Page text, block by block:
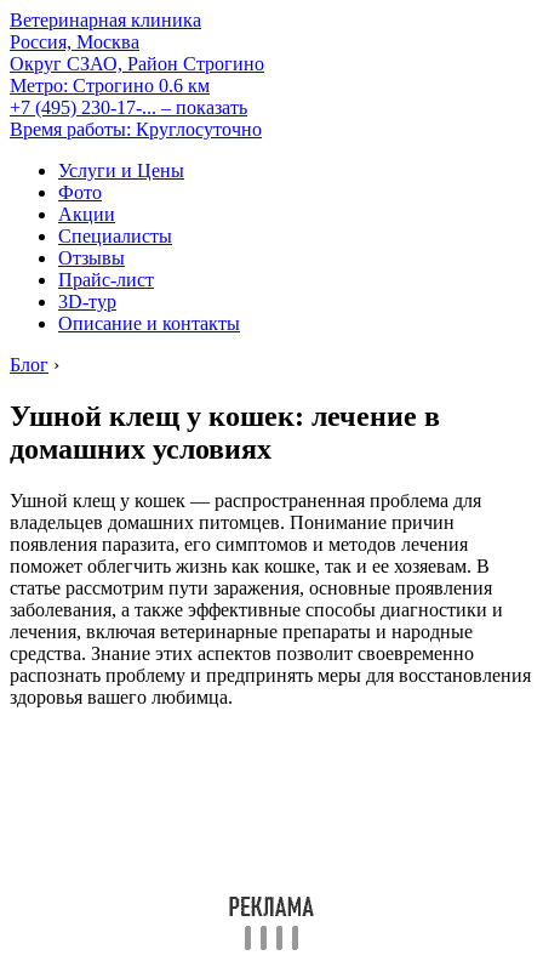
Ветеринарная клиника
Россия, Москва
Округ СЗАО, Район Строгино
Метро: Строгино 0.6 км
+7 (495) 230-17-... – показать
Время работы: Круглосуточно
Услуги и Цены
Фото
Акции
Специалисты
Отзывы
Прайс-лист
3D-тур
Описание и контакты
Блог ›
Ушной клещ у кошек: лечение в
домашних условиях
Ушной клещ у кошек — распространенная проблема для
владельцев домашних питомцев. Понимание причин
появления паразита, его симптомов и методов лечения
поможет облегчить жизнь как кошке, так и ее хозяевам. В
статье рассмотрим пути заражения, основные проявления
заболевания, а также эффективные способы диагностики и
лечения, включая ветеринарные препараты и народные
средства. Знание этих аспектов позволит своевременно
распознать проблему и предпринять меры для восстановления
здоровья вашего любимца.